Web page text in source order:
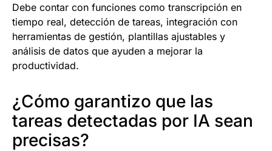
Debe contar con funciones como transcripción en
tiempo real, detección de tareas, integración con
herramientas de gestión, plantillas ajustables y
análisis de datos que ayuden a mejorar la
productividad.
¿Cómo garantizo que las
tareas detectadas por IA sean
precisas?